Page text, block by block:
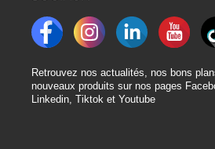
Retrouvez nos actualités, nos bons
nouveaux produits sur nos pages
Linkedin, Tiktok et Youtube